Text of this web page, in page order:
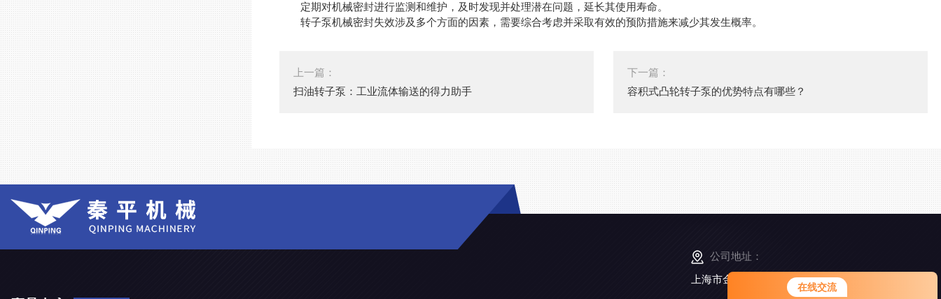
在线交流
定期对机械密封进行监测和维护，及时发现并处理潜在问题，延长其使用寿命。
转子泵机械密封失效涉及多个方面的因素，需要综合考虑并采取有效的预防措施来减少其发生概率。
上一篇：
扫油转子泵：工业流体输送的得力助手
下一篇：
容积式凸轮转子泵的优势特点有哪些？
公司地址：
上海市金山工业区亭卫公路6495弄168号5幢3楼